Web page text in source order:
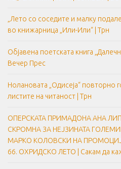
„Лето со соседите и малку
во книжарница „Или-Или“ | Трн
Објавена поетската книга
Вечер Прес
Нолановата „Одисеја“ повторно
листите на читаност | Трн
ОПЕРСКАТА ПРИМАДОНА АНА
СКРОМНА ЗА НЕЈЗИНАТА
МАРКО КОЛОВСКИ НА
66. ОХРИДСКО ЛЕТО | Сакам да